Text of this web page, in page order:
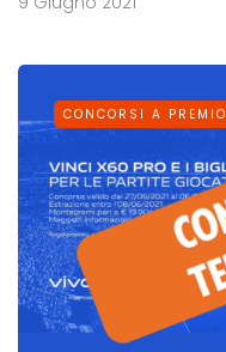
CONCORSI A PREMIO